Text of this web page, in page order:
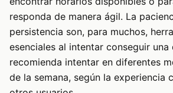
responda de manera ágil. La
persistencia son, para muchos,
esenciales al intentar conseguir una
recomienda intentar en diferentes
de la semana, según la experiencia